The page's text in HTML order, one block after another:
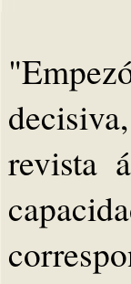
revista